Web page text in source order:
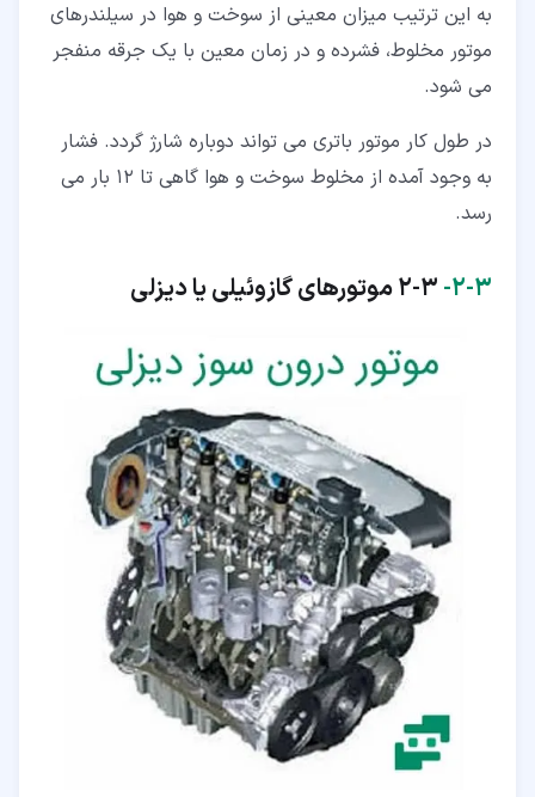
به این ترتیب میزان معینی از سوخت و هوا در سیلندرهای
موتور مخلوط، فشرده و در زمان معین با یک جرقه منفجر
می شود.
در طول کار موتور باتری می تواند دوباره شارژ گردد. فشار
به وجود آمده از مخلوط سوخت و هوا گاهی تا 12 بار می
رسد.
۳‏-‏۲‏- 2-3 موتورهای گازوئیلی یا دیزلی